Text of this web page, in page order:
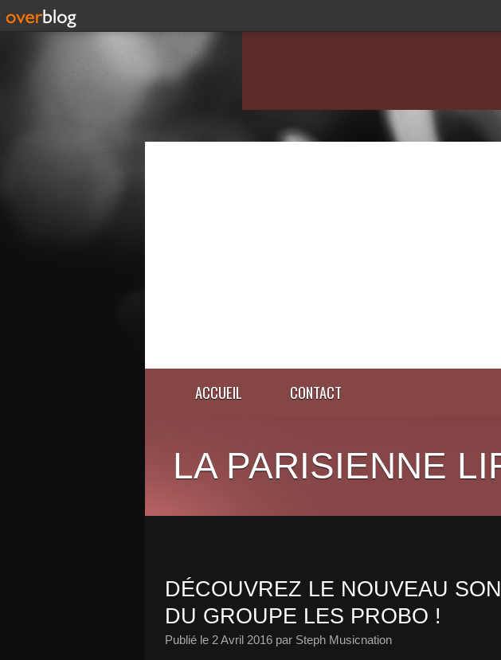
ACCUEIL CONTACT
LA PARISIENNE
DÉCOUVREZ LE NOUVEAU
DU GROUPE LES PROBO !
Publié le 2 Avril 2016 par Steph Musicnation